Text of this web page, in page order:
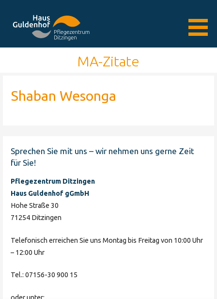
springen
Pflegezentrum
Guldenhof
MA-Zitate
Shaban Wesonga
Sprechen Sie mit uns – wir nehmen uns gerne Zeit
für Sie!
Pflegezentrum Ditzingen
Haus Guldenhof gGmbH
Hohe Straße 30
71254 Ditzingen
Telefonisch erreichen Sie uns Montag bis Freitag von 10:00 Uhr
– 12:00 Uhr
Tel.: 07156-30 900 15